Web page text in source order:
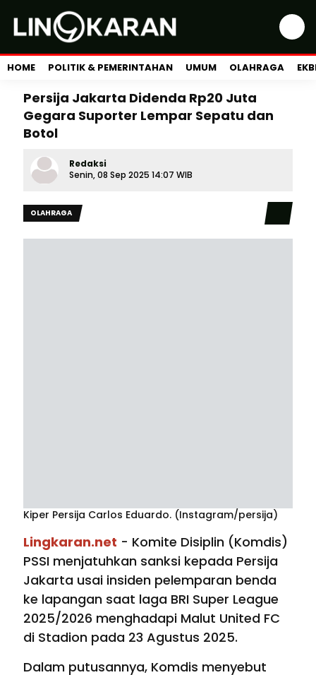
HOME POLITIK & PEMERINTAHAN UMUM OLAHRAGA
Persija Jakarta Didenda Rp20 Juta
Gegara Suporter Lempar Sepatu dan
Botol
Redaksi
Senin, 08 Sep 2025 14:07 WIB
OLAHRAGA
Kiper Persija Carlos Eduardo. (Instagram/persija)
Lingkaran.net - Komite Disiplin (Komdis)
PSSI menjatuhkan sanksi kepada Persija
Jakarta usai insiden pelemparan benda
ke lapangan saat laga BRI Super League
2025/2026 menghadapi Malut United FC
di Stadion pada 23 Agustus 2025.
Dalam putusannya, Komdis menyebut